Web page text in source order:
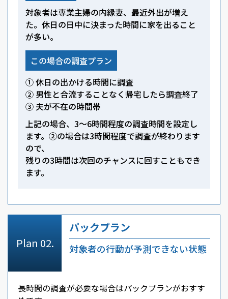
対象者は専業主婦の内縁妻、最近外出が増え
た。休日の日中に決まった時間に家を出ること
が多い。
この場合の調査プラン
① 休日の出かける時間に調査
② 男性と合流することなく帰宅したら調査終了
③ 夫が不在の時間帯
上記の場合、3～6時間程度の調査時間を設定し
ます。②の場合は3時間程度で調査が終わります
ので、
残りの3時間は次回のチャンスに回すこともでき
ます。
パックプラン
対象者の行動が予測できない状態
長時間の調査が必要な場合はパックプランがおすす